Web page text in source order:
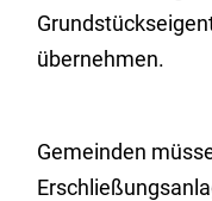
übernehmen.
Gemeinden